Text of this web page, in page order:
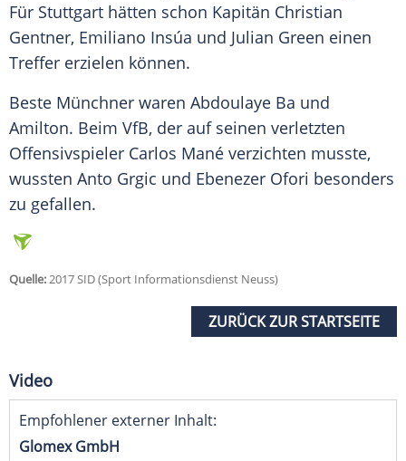
Für Stuttgart hätten schon Kapitän Christian
Gentner, Emiliano Insúa und Julian Green einen
Treffer erzielen können.
Beste Münchner waren Abdoulaye Ba und
Amilton. Beim VfB, der auf seinen verletzten
Offensivspieler Carlos Mané verzichten musste,
wussten Anto Grgic und Ebenezer Ofori besonders
zu gefallen.
Quelle:2017 SID (Sport Informationsdienst Neuss)
ZURÜCK ZUR STARTSEITE
Video
Empfohlener externer Inhalt:
Glomex GmbH